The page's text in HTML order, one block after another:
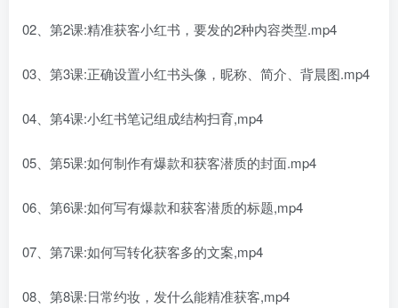
02、第2课:精准获客小红书，要发的2种内容类型.mp4
03、第3课:正确设置小红书头像，昵称、简介、背晨图.mp4
04、第4课:小红书笔记组成结构扫育,mp4
05、第5课:如何制作有爆款和获客潜质的封面.mp4
06、第6课:如何写有爆款和获客潜质的标题,mp4
07、第7课:如何写转化获客多的文案,mp4
08、第8课:日常约妆，发什么能精准获客,mp4